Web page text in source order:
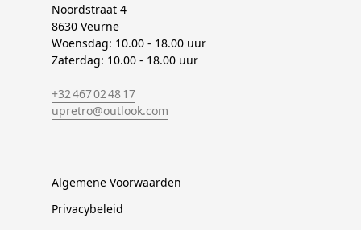
Noordstraat 4
8630 Veurne
Woensdag: 10.00 - 18.00 uur
Zaterdag: 10.00 - 18.00 uur
+32 467 02 48 17
upretro@outlook.com
Algemene Voorwaarden
Privacybeleid